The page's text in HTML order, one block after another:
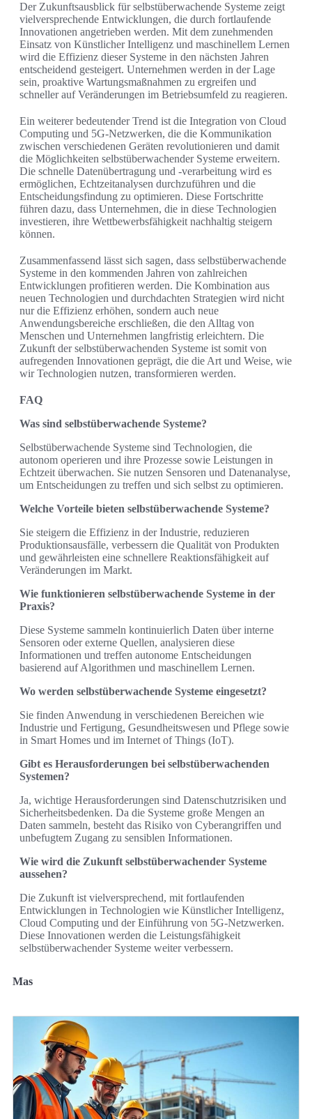
Der Zukunftsausblick für selbstüberwachende Systeme zeigt
vielversprechende Entwicklungen, die durch fortlaufende
Innovationen angetrieben werden. Mit dem zunehmenden
Einsatz von Künstlicher Intelligenz und maschinellem Lernen
wird die Effizienz dieser Systeme in den nächsten Jahren
entscheidend gesteigert. Unternehmen werden in der Lage
sein, proaktive Wartungsmaßnahmen zu ergreifen und
schneller auf Veränderungen im Betriebsumfeld zu reagieren.
Ein weiterer bedeutender Trend ist die Integration von Cloud
Computing und 5G-Netzwerken, die die Kommunikation
zwischen verschiedenen Geräten revolutionieren und damit
die Möglichkeiten selbstüberwachender Systeme erweitern.
Die schnelle Datenübertragung und -verarbeitung wird es
ermöglichen, Echtzeitanalysen durchzuführen und die
Entscheidungsfindung zu optimieren. Diese Fortschritte
führen dazu, dass Unternehmen, die in diese Technologien
investieren, ihre Wettbewerbsfähigkeit nachhaltig steigern
können.
Zusammenfassend lässt sich sagen, dass selbstüberwachende
Systeme in den kommenden Jahren von zahlreichen
Entwicklungen profitieren werden. Die Kombination aus
neuen Technologien und durchdachten Strategien wird nicht
nur die Effizienz erhöhen, sondern auch neue
Anwendungsbereiche erschließen, die den Alltag von
Menschen und Unternehmen langfristig erleichtern. Die
Zukunft der selbstüberwachenden Systeme ist somit von
aufregenden Innovationen geprägt, die die Art und Weise, wie
wir Technologien nutzen, transformieren werden.
FAQ
Was sind selbstüberwachende Systeme?
Selbstüberwachende Systeme sind Technologien, die
autonom operieren und ihre Prozesse sowie Leistungen in
Echtzeit überwachen. Sie nutzen Sensoren und Datenanalyse,
um Entscheidungen zu treffen und sich selbst zu optimieren.
Welche Vorteile bieten selbstüberwachende Systeme?
Sie steigern die Effizienz in der Industrie, reduzieren
Produktionsausfälle, verbessern die Qualität von Produkten
und gewährleisten eine schnellere Reaktionsfähigkeit auf
Veränderungen im Markt.
Wie funktionieren selbstüberwachende Systeme in der
Praxis?
Diese Systeme sammeln kontinuierlich Daten über interne
Sensoren oder externe Quellen, analysieren diese
Informationen und treffen autonome Entscheidungen
basierend auf Algorithmen und maschinellem Lernen.
Wo werden selbstüberwachende Systeme eingesetzt?
Sie finden Anwendung in verschiedenen Bereichen wie
Industrie und Fertigung, Gesundheitswesen und Pflege sowie
in Smart Homes und im Internet of Things (IoT).
Gibt es Herausforderungen bei selbstüberwachenden
Systemen?
Ja, wichtige Herausforderungen sind Datenschutzrisiken und
Sicherheitsbedenken. Da die Systeme große Mengen an
Daten sammeln, besteht das Risiko von Cyberangriffen und
unbefugtem Zugang zu sensiblen Informationen.
Wie wird die Zukunft selbstüberwachender Systeme
aussehen?
Die Zukunft ist vielversprechend, mit fortlaufenden
Entwicklungen in Technologien wie Künstlicher Intelligenz,
Cloud Computing und der Einführung von 5G-Netzwerken.
Diese Innovationen werden die Leistungsfähigkeit
selbstüberwachender Systeme weiter verbessern.
Mas